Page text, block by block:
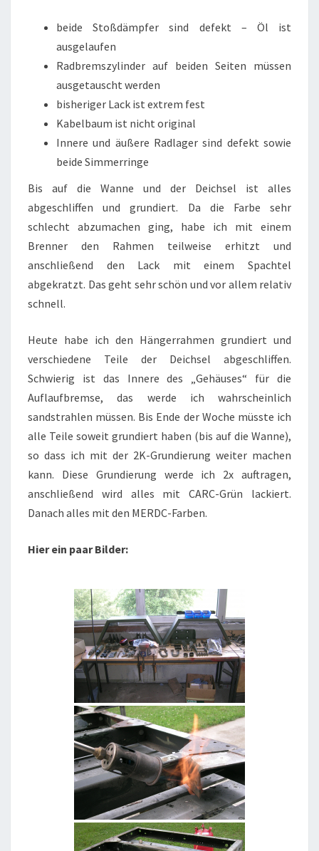
beide Stoßdämpfer sind defekt – Öl ist
ausgelaufen
Radbremszylinder auf beiden Seiten müssen
ausgetauscht werden
bisheriger Lack ist extrem fest
Kabelbaum ist nicht original
Innere und äußere Radlager sind defekt sowie
beide Simmerringe
Bis auf die Wanne und der Deichsel ist alles
abgeschliffen und grundiert. Da die Farbe sehr
schlecht abzumachen ging, habe ich mit einem
Brenner den Rahmen teilweise erhitzt und
anschließend den Lack mit einem Spachtel
abgekratzt. Das geht sehr schön und vor allem relativ
schnell.
Heute habe ich den Hängerrahmen grundiert und
verschiedene Teile der Deichsel abgeschliffen.
Schwierig ist das Innere des „Gehäuses“ für die
Auflaufbremse, das werde ich wahrscheinlich
sandstrahlen müssen. Bis Ende der Woche müsste ich
alle Teile soweit grundiert haben (bis auf die Wanne),
so dass ich mit der 2K-Grundierung weiter machen
kann. Diese Grundierung werde ich 2x auftragen,
anschließend wird alles mit CARC-Grün lackiert.
Danach alles mit den MERDC-Farben.
Hier ein paar Bilder: